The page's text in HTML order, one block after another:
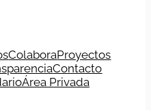
ColaboraProyectos
Contacto
Área Privada